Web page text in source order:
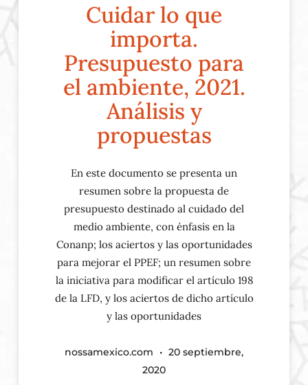
Cuidar lo que
importa.
Presupuesto para
el ambiente, 2021.
Análisis y
propuestas
En este documento se presenta un
resumen sobre la propuesta de
presupuesto destinado al cuidado del
medio ambiente, con énfasis en la
Conanp; los aciertos y las oportunidades
para mejorar el PPEF; un resumen sobre
la iniciativa para modificar el artículo 198
de la LFD, y los aciertos de dicho artículo
y las oportunidades
nossamexico.com
20 septiembre,
2020